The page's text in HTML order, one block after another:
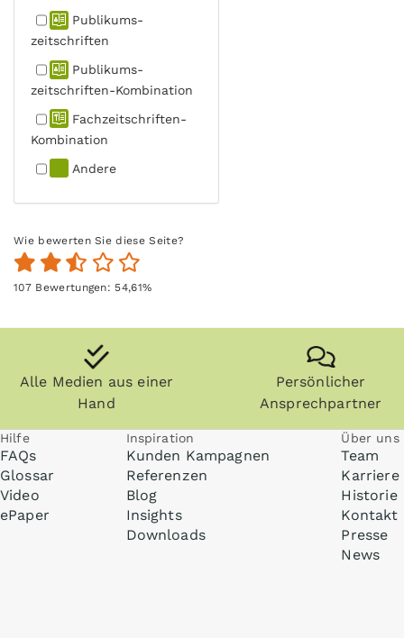
Publikums­
zeitschriften
Publikums­
zeitschriften-Kombination
Fachzeit­schriften-
Kombination
Andere
Wie bewerten Sie diese Seite?
107Bewertungen: 54,61%
Alle Medien aus einer
Hand
Persönlicher
Ansprechpartner
Hilfe
FAQs
Glossar
Video
ePaper
Inspiration
Kunden Kampagnen
Referenzen
Blog
Insights
Downloads
Über uns
Team
Karriere
Historie
Kontakt
Presse
News